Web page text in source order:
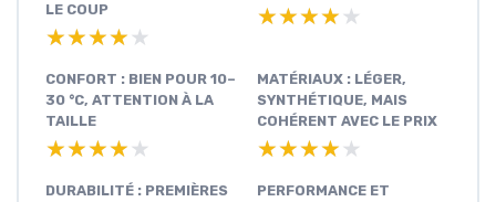
LE COUP
★★★★★
★★★★★
★★★★★
★★★★★
CONFORT : BIEN POUR 10–
30 °C, ATTENTION À LA
TAILLE
★★★★★
★★★★★
MATÉRIAUX : LÉGER,
SYNTHÉTIQUE, MAIS
COHÉRENT AVEC LE PRIX
★★★★★
★★★★★
DURABILITÉ : PREMIÈRES
PERFORMANCE ET